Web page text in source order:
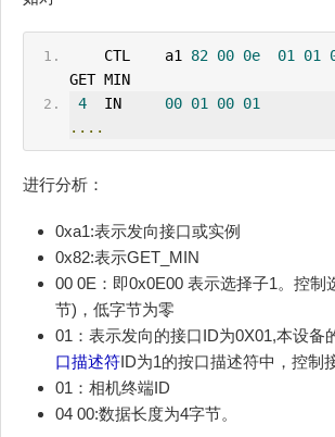
    CTL    a1
82 00 0e 01 01
GET MIN
4
  IN
00 01 00 01
....
进行分析：
0xa1:表示发向接口或实例
0x82:表示GET_MIN
00 0E：即0x0E00 表示选择子1。控制
节)，低字节为零
01：表示发向的接口ID为0X01,本设备
口描述符ID为1的按口描述符中，控制
01：相机终端ID
04 00:数据长度为4字节。